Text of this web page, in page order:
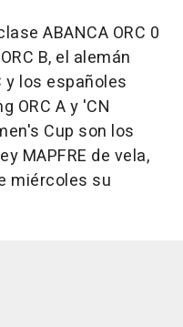
ABANCA ORC 0
B, el alemán
y los españoles
ORC A y 'CN
Cup son los
MAPFRE de vela,
miércoles su